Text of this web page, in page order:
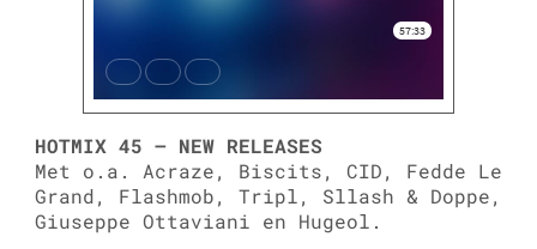
HOTMIX 45 – NEW RELEASES
Met o.a. Acraze, Biscits, CID, Fedde Le
Grand, Flashmob, Tripl, Sllash & Doppe,
Giuseppe Ottaviani en Hugeol.